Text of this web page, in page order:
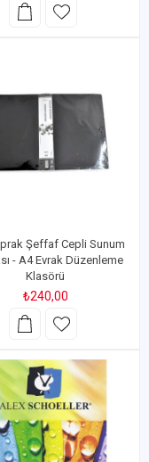
Şeffaf Cepli Sunum
- A4 Evrak Düzenleme
Klasörü
₺240,00